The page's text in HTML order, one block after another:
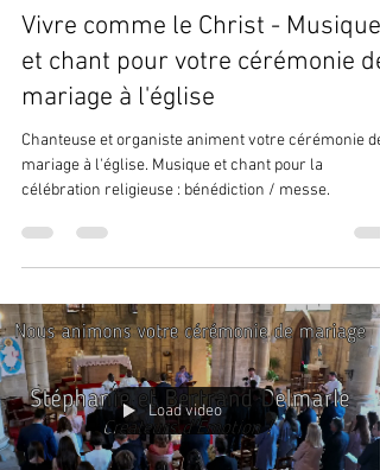
Vivre comme le Christ - Musique
et chant pour votre cérémonie de
mariage à l'église
Chanteuse et organiste animent votre cérémonie de
mariage à l'église. Musique et chant pour la
célébration religieuse : bénédiction / messe.
Load video